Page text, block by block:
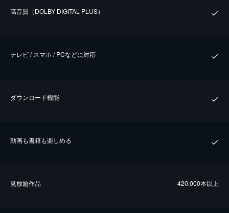
⾼⾳質（DOLBY DIGITAL PLUS）
テレビ / スマホ / PCなどに対応
ダウンロード機能
動画も書籍も楽しめる
⾒放題作品 420,000本以上